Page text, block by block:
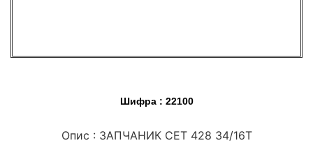
Шифра : 22100
Опис : ЗАПЧАНИК СЕТ 428 34/16Т